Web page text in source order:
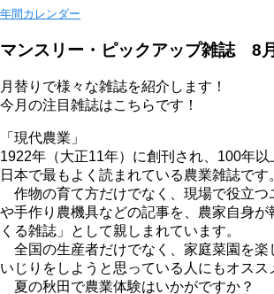
年間カレンダー
マンスリー・ピックアップ雑誌 8
月替りで様々な雑誌を紹介します！
今月の注目雑誌はこちらです！
「現代農業」
1922年（大正11年）に創刊され、100年以
日本で最もよく読まれている農業雑誌です
作物の育て方だけでなく、現場で役立つ
や手作り農機具などの記事を、農家自身が
くる雑誌」として親しまれています。
全国の生産者だけでなく、家庭菜園を楽
いじりをしようと思っている人にもオスス
夏の秋田で農業体験はいかがですか？